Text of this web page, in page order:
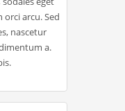
arcu. Sed
nascetur
a.